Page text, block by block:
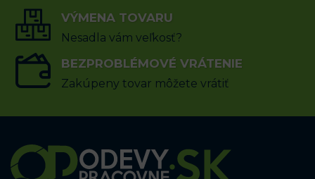
VÝBER MOŽNOSTÍ
VÝMENA TOVARU
Nesadla vám veľkosť?
BEZPROBLÉMOVÉ VRÁTENIE
Zakúpeny tovar môžete vrátiť